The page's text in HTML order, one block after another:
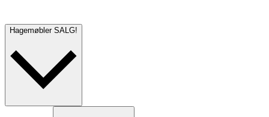
Hagemøbler SALG!